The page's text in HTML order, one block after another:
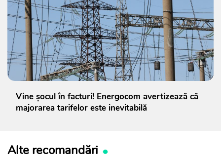
Vine șocul în facturi! Energocom avertizează că
majorarea tarifelor este inevitabilă
Alte recomandări